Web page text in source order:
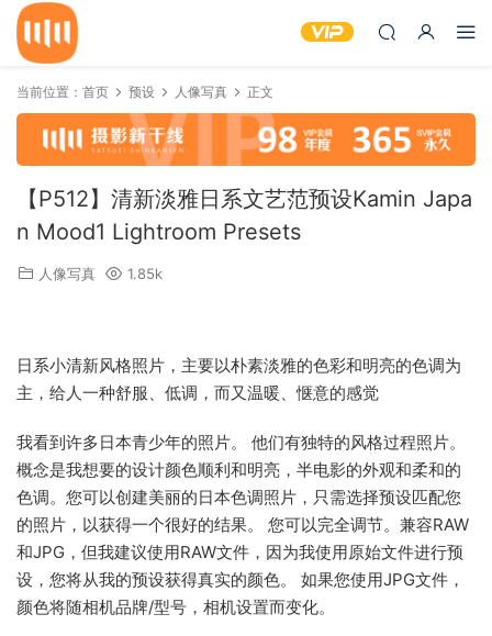
当前位置： 首页 预设 人像写真 正文
【P512】清新淡雅日系文艺范预设Kamin Japa
n Mood1 Lightroom Presets
人像写真 1.85k
日系小清新风格照片，主要以朴素淡雅的色彩和明亮的色调为
主，给人一种舒服、低调，而又温暖、惬意的感觉
我看到许多日本青少年的照片。 他们有独特的风格过程照片。
概念是我想要的设计颜色顺利和明亮，半电影的外观和柔和的
色调。您可以创建美丽的日本色调照片，只需选择预设匹配您
的照片，以获得一个很好的结果。 您可以完全调节。兼容RAW
和JPG，但我建议使用RAW文件，因为我使用原始文件进行预
设，您将从我的预设获得真实的颜色。 如果您使用JPG文件，
颜色将随相机品牌/型号，相机设置而变化。